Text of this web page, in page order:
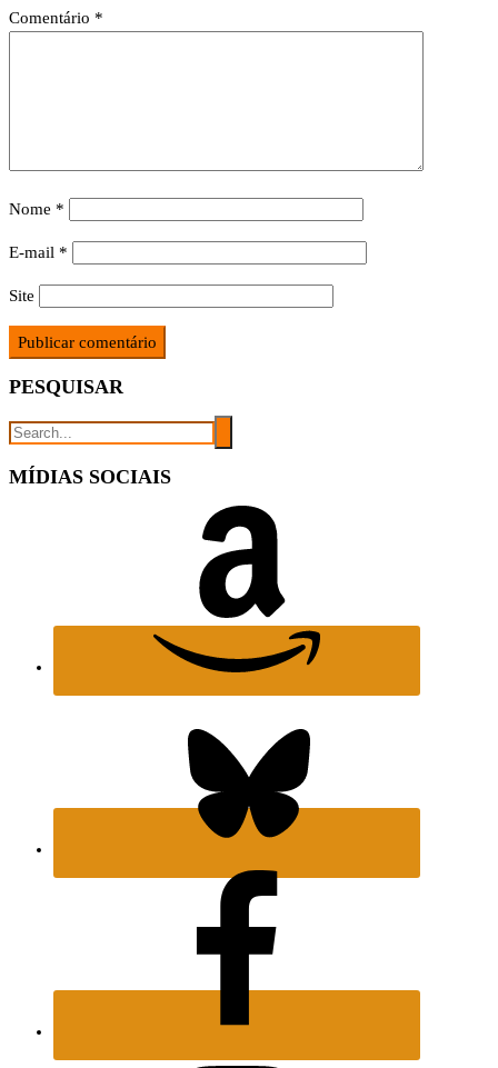
Comentário *
Nome *
E-mail *
Site
PESQUISAR
MÍDIAS SOCIAIS